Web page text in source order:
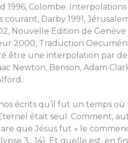
1996, Colombe.
courant, Darby 1991,
Nouvelle Edition de Genève
2000, Traduction
être une interpolation par
Newton, Benson, Adam
écrits qu’il fut un temps
était seul. Comment,
que Jésus fut « le
3 : 14). Et quelle est, en